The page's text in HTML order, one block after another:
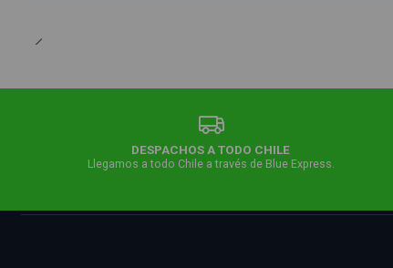
DESPACHOS A TODO CHILE
Llegamos a todo Chile a través de Blue Express.